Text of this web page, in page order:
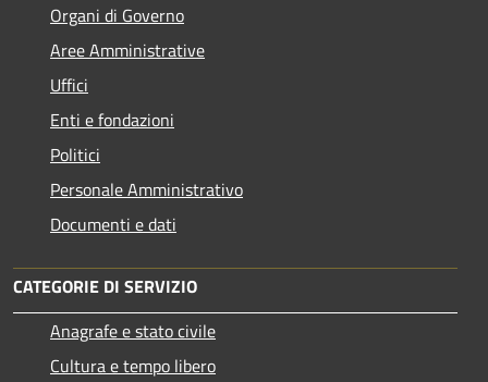
Organi di Governo
Aree Amministrative
Uffici
Enti e fondazioni
Politici
Personale Amministrativo
Documenti e dati
CATEGORIE DI SERVIZIO
Anagrafe e stato civile
Cultura e tempo libero